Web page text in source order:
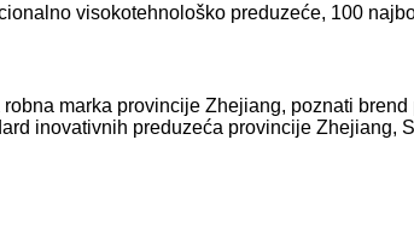
visokotehnološko preduzeće, 100
marka provincije Zhejiang, poznati
inovativnih preduzeća provincije Zhejiang,